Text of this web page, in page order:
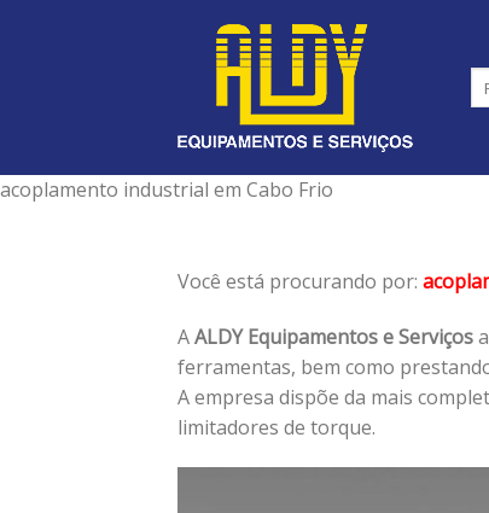
acoplamento industrial em Cabo Frio
Você está procurando por:
AALDY Equipamentos e Serviços
ferramentas, bem como
A empresa dispõe da mais
limitadores de torque.